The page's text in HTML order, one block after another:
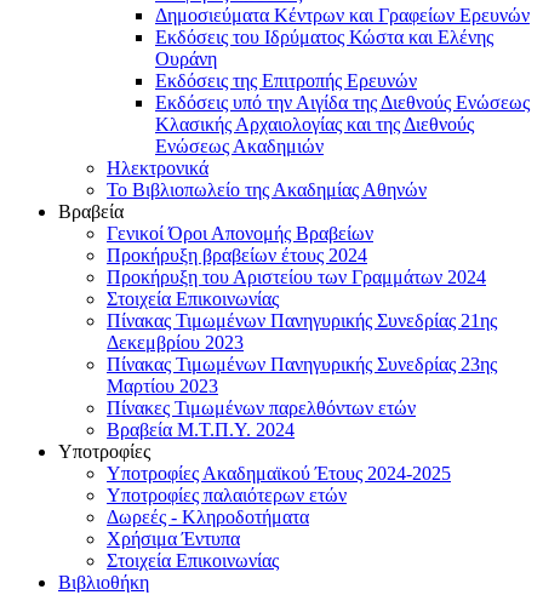
Δημοσιεύματα Κέντρων και Γραφείων Ερευνών
Εκδόσεις του Ιδρύματος Κώστα και Ελένης
Ουράνη
Εκδόσεις της Επιτροπής Ερευνών
Εκδόσεις υπό την Αιγίδα της Διεθνούς Ενώσεως
Κλασικής Αρχαιολογίας και της Διεθνούς
Ενώσεως Ακαδημιών
Ηλεκτρονικά
Το Βιβλιοπωλείο της Ακαδημίας Αθηνών
Βραβεία
Γενικοί Όροι Απονομής Βραβείων
Προκήρυξη βραβείων έτους 2024
Προκήρυξη του Αριστείου των Γραμμάτων 2024
Στοιχεία Επικοινωνίας
Πίνακας Τιμωμένων Πανηγυρικής Συνεδρίας 21ης
Δεκεμβρίου 2023
Πίνακας Τιμωμένων Πανηγυρικής Συνεδρίας 23ης
Μαρτίου 2023
Πίνακες Τιμωμένων παρελθόντων ετών
Βραβεία Μ.Τ.Π.Υ. 2024
Υποτροφίες
Υποτροφίες Ακαδημαϊκού Έτους 2024-2025
Υποτροφίες παλαιότερων ετών
Δωρεές - Κληροδοτήματα
Χρήσιμα Έντυπα
Στοιχεία Επικοινωνίας
Βιβλιοθήκη